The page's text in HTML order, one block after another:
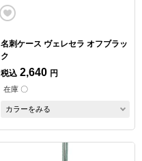
名刺ケース ヴェレセラ オフブラッ
ク
税込 2,640 円
在庫 〇
カラーをみる